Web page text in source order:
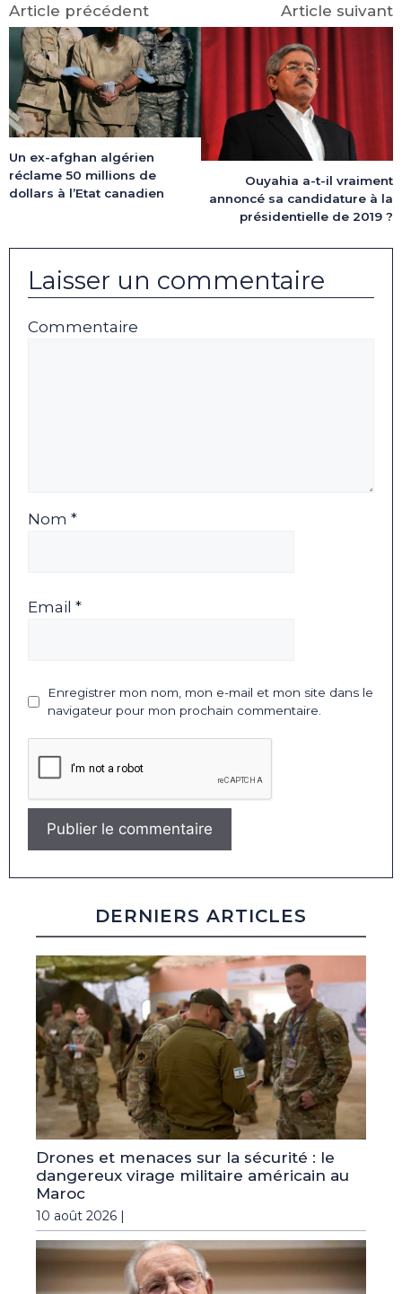
Article précédent
Un ex-afghan algérien
réclame 50 millions de
dollars à l’Etat canadien
Article suivant
Ouyahia a-t-il vraiment
annoncé sa candidature à la
présidentielle de 2019 ?
Laisser un commentaire
Commentaire
Nom *
Email *
Enregistrer mon nom, mon e-mail et mon site dans le
navigateur pour mon prochain commentaire.
DERNIERS ARTICLES
Drones et menaces sur la sécurité : le
dangereux virage militaire américain au
Maroc
10 août 2026 |